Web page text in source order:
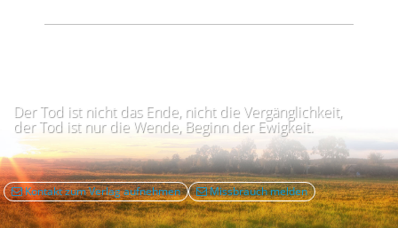
Der Tod ist nicht das Ende, nicht die Vergänglichkeit,
der Tod ist nur die Wende, Beginn der Ewigkeit.
Kontakt zum Verlag aufnehmen Missbrauch melden